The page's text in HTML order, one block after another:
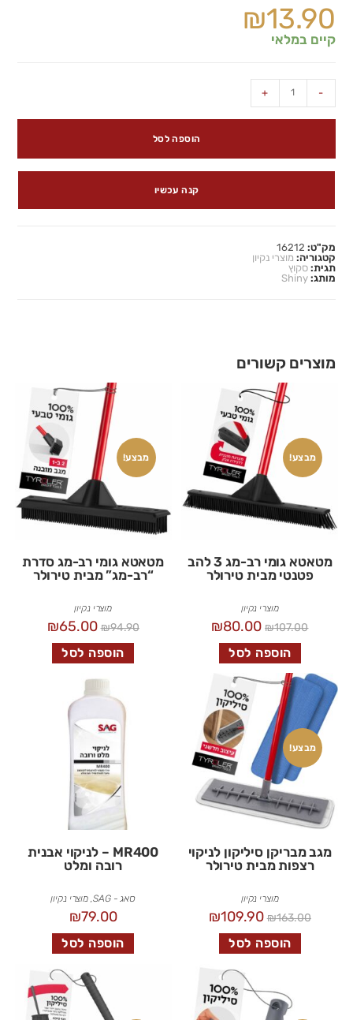
₪13.90
קיים במלאי
-
+
הוספה לסל
קנה עכשיו
מק"ט: 16212
קטגוריה: מוצרי נקיון
תגית:סקוץ
מותג:Shiny
מוצרים קשורים
מבצע!
מטאטא גומי רב-מג 3 להב
פטנטי מבית טירולר
מוצרי נקיון
₪107.00
₪80.00
הוספה לסל
מבצע!
מטאטא גומי רב-מג סדרת
“רב-מג” מבית טירולר
מוצרי נקיון
₪94.90
₪65.00
הוספה לסל
מבצע!
מגב מבריקן סיליקון לניקוי
רצפות מבית טירולר
מוצרי נקיון
₪163.00
₪109.90
הוספה לסל
MR400 – לניקוי אבנית
רובה ומלט
סאג - SAG , מוצרי נקיון
₪79.00
הוספה לסל